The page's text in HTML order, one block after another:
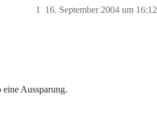
16. September 2004 um 16:12
1
Aussparung.